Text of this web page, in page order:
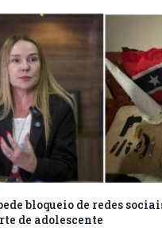
bloqueio de redes
de adolescente